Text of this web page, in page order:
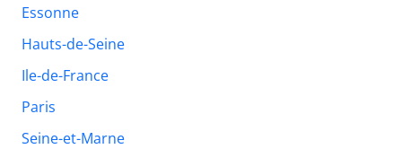
Essonne
Hauts-de-Seine
Ile-de-France
Paris
Seine-et-Marne